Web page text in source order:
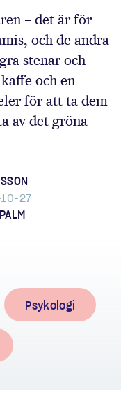
– det är för
och de andra
stenar och
och en
för att ta dem
av det gröna
27
Psykologi